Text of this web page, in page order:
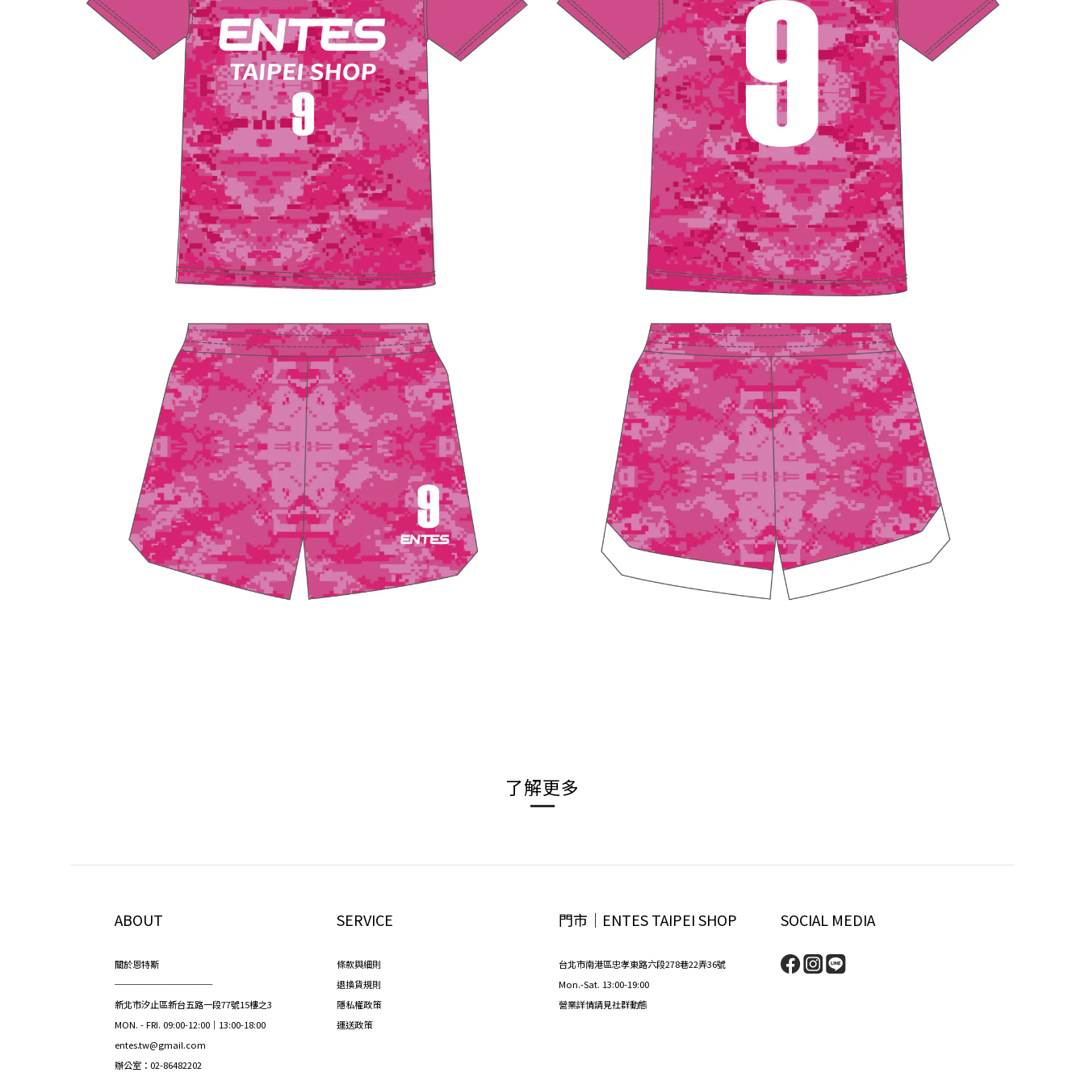
了解更多
ABOUT
關於恩特斯
───────────
新北市汐止區新台五路一段77號15樓之3
MON. - FRI. 09:00-12:00｜13:00-18:00
entes.tw@gmail.com
辦公室：02-86482202
SERVICE
條款與細則
退換貨規則
隱私權政策
運送政策
門市│ENTES TAIPEI SHOP
台北市南港區忠孝東路六段278巷22弄36號
Mon.-Sat. 13:00-19:00
營業詳情請見社群動態
SOCIAL MEDIA